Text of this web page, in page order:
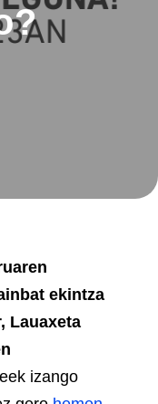
ekintza
Lauaxeta
izango